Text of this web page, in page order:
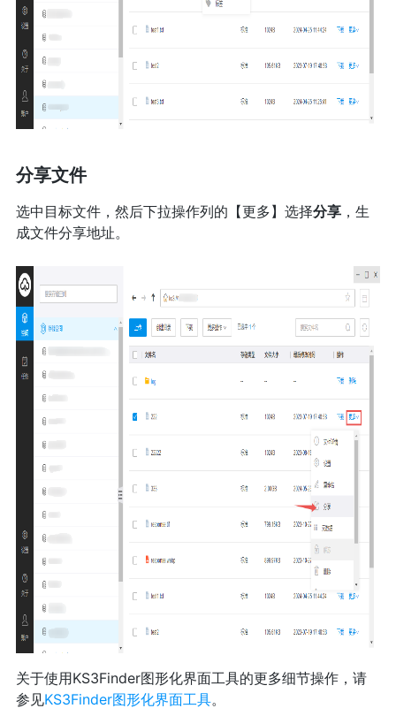
分享文件
选中目标文件，然后下拉操作列的【更多】选择分享，生
成文件分享地址。
关于使用KS3Finder图形化界面工具的更多细节操作，请
参见KS3Finder图形化界面工具。